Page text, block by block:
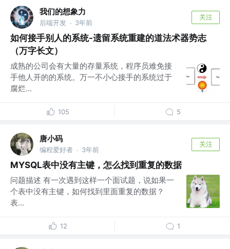
我们的想象力
后端开发 · 3年前
关注
如何接手别人的系统-遗留系统重建的道法术器势志
（万字长文）
成熟的公司会有大量的存量系统，程序员难免接
手他人开的的系统。万一不小心接手的系统过于
腐烂...
105 5
唐小码
编程爱好者 · 3年前
关注
MYSQL表中没有主键，怎么找到重复的数据
问题描述 有一次遇到这样一个面试题，说如果一
个表中没有主键，如何找到里面重复的数据？
表...
12 1